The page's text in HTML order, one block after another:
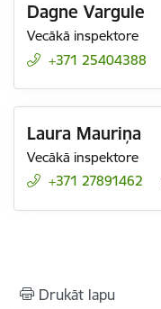
Dagne Vargule
Vecākā inspektore
+371 25404388
Laura Mauriņa
Vecākā inspektore
+371 27891462
Drukāt lapu